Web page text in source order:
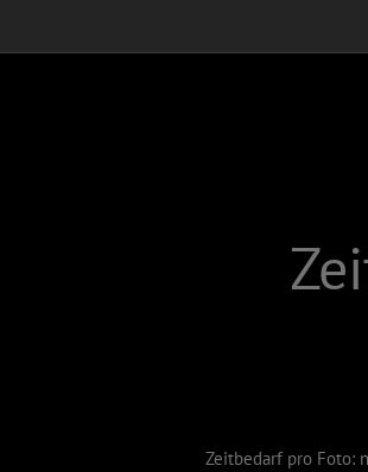
Zeitbedarf pro Foto: